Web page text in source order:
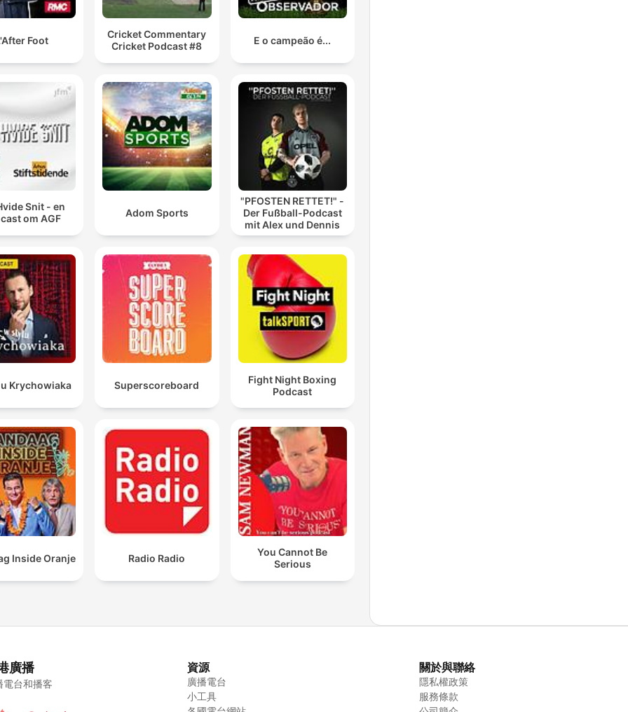
Foot
Cricket Commentary
Cricket Podcast #8
E o campeão é...
Snit - en
om AGF
Adom Sports
"PFOSTEN RETTET!" -
Der Fußball-Podcast
mit Alex und Dennis
Krychowiaka Superscoreboard
Fight Night Boxing
Podcast
Inside Oranje Radio Radio
You Cannot Be
Serious
廣播
電台和播客
資源
廣播電台
小工具
關於與聯絡
隱私權政策
服務條款